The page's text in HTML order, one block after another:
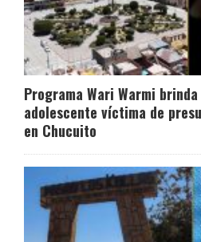
Programa Wari Warmi
adolescente víctima de
en Chucuito